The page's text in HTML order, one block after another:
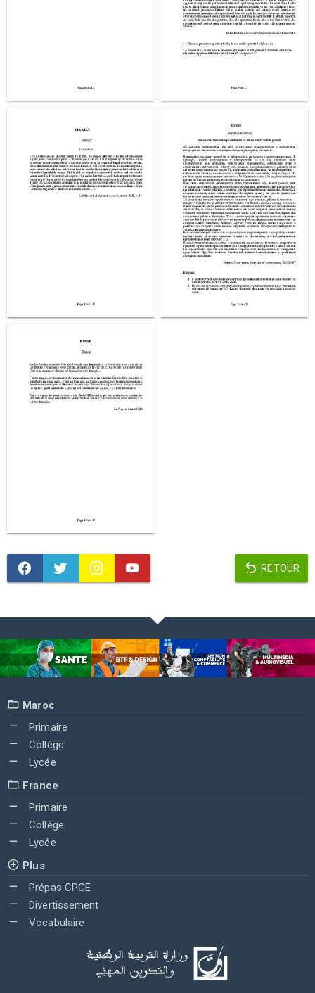
RETOUR
Maroc
Primaire
Collège
Lycée
France
Primaire
Collège
Lycée
Plus
Prépas CPGE
Divertissement
Vocabulaire